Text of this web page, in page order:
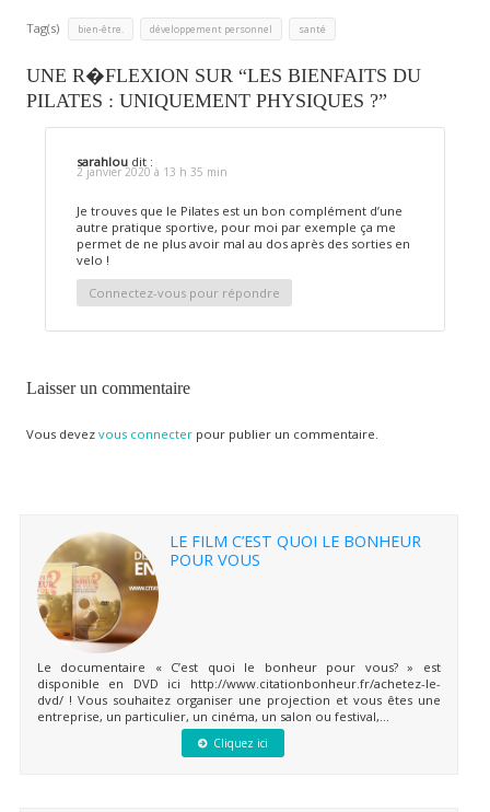
Tag(s) bien-être. développement personnel santé
UNE R�FLEXION SUR “LES BIENFAITS DU
PILATES : UNIQUEMENT PHYSIQUES ?”
sarahlou dit :
2 janvier 2020 à 13 h 35 min
Je trouves que le Pilates est un bon complément d’une
autre pratique sportive, pour moi par exemple ça me
permet de ne plus avoir mal au dos après des sorties en
velo !
Connectez-vous pour répondre
Laisser un commentaire
Vous devez vous connecterpour publier un commentaire.
LE FILM C’EST QUOI LE BONHEUR
POUR VOUS
Le documentaire « C’est quoi le bonheur pour vous? » est
disponible en DVD ici http://www.citationbonheur.fr/achetez-le-
dvd/ ! Vous souhaitez organiser une projection et vous êtes une
entreprise, un particulier, un cinéma, un salon ou festival,...
Cliquez ici